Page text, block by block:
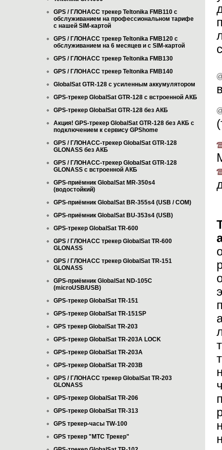
GPS / ГЛОНАСС трекер Teltonika FMB110 с
обслуживанием на профессиональном тарифе
с нашей SIM-картой
GPS / ГЛОНАСС трекер Teltonika FMB120 с
обслуживанием на 6 месяцев и с SIM-картой
GPS / ГЛОНАСС трекер Teltonika FMB130
GPS / ГЛОНАСС трекер Teltonika FMB140
GlobalSat GTR-128 с усиленным аккумулятором
GPS-трекер GlobalSat GTR-128 с встроенной АКБ
GPS-трекер GlobalSat GTR-128 без АКБ
Акция! GPS-трекер GlobalSat GTR-128 без АКБ с
подключением к сервису GPShome
GPS / ГЛОНАСС-трекер GlobalSat GTR-128
GLONASS без АКБ
GPS / ГЛОНАСС-трекер GlobalSat GTR-128
GLONASS с встроенной АКБ
GPS-приёмник GlobalSat MR-350s4
(водостойкий)
GPS-приёмник GlobalSat BR-355s4 (USB / COM)
GPS-приёмник GlobalSat BU-353s4 (USB)
GPS-трекер GlobalSat TR-600
GPS / ГЛОНАСС трекер GlobalSat TR-600
GLONASS
GPS / ГЛОНАСС трекер GlobalSat TR-151
GLONASS
GPS-приёмник GlobalSat ND-105C
(microUSB/USB)
GPS-трекер GlobalSat TR-151
GPS-трекер GlobalSat TR-151SP
GPS трекер GlobalSat TR-203
GPS-трекер GlobalSat TR-203А LOCK
GPS-трекер GlobalSat TR-203А
GPS-трекер GlobalSat TR-203B
GPS / ГЛОНАСС трекер GlobalSat TR-203
GLONASS
GPS-трекер GlobalSat TR-206
GPS-трекер GlobalSat TR-313
GPS трекер-часы TW-100
GPS трекер "МТС Трекер"